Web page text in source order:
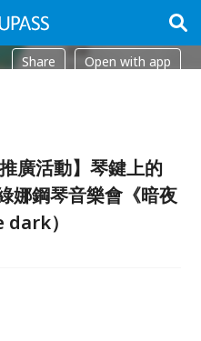
Share Open with app
廣活動】琴鍵上的
娜鋼琴音樂會《暗夜
）